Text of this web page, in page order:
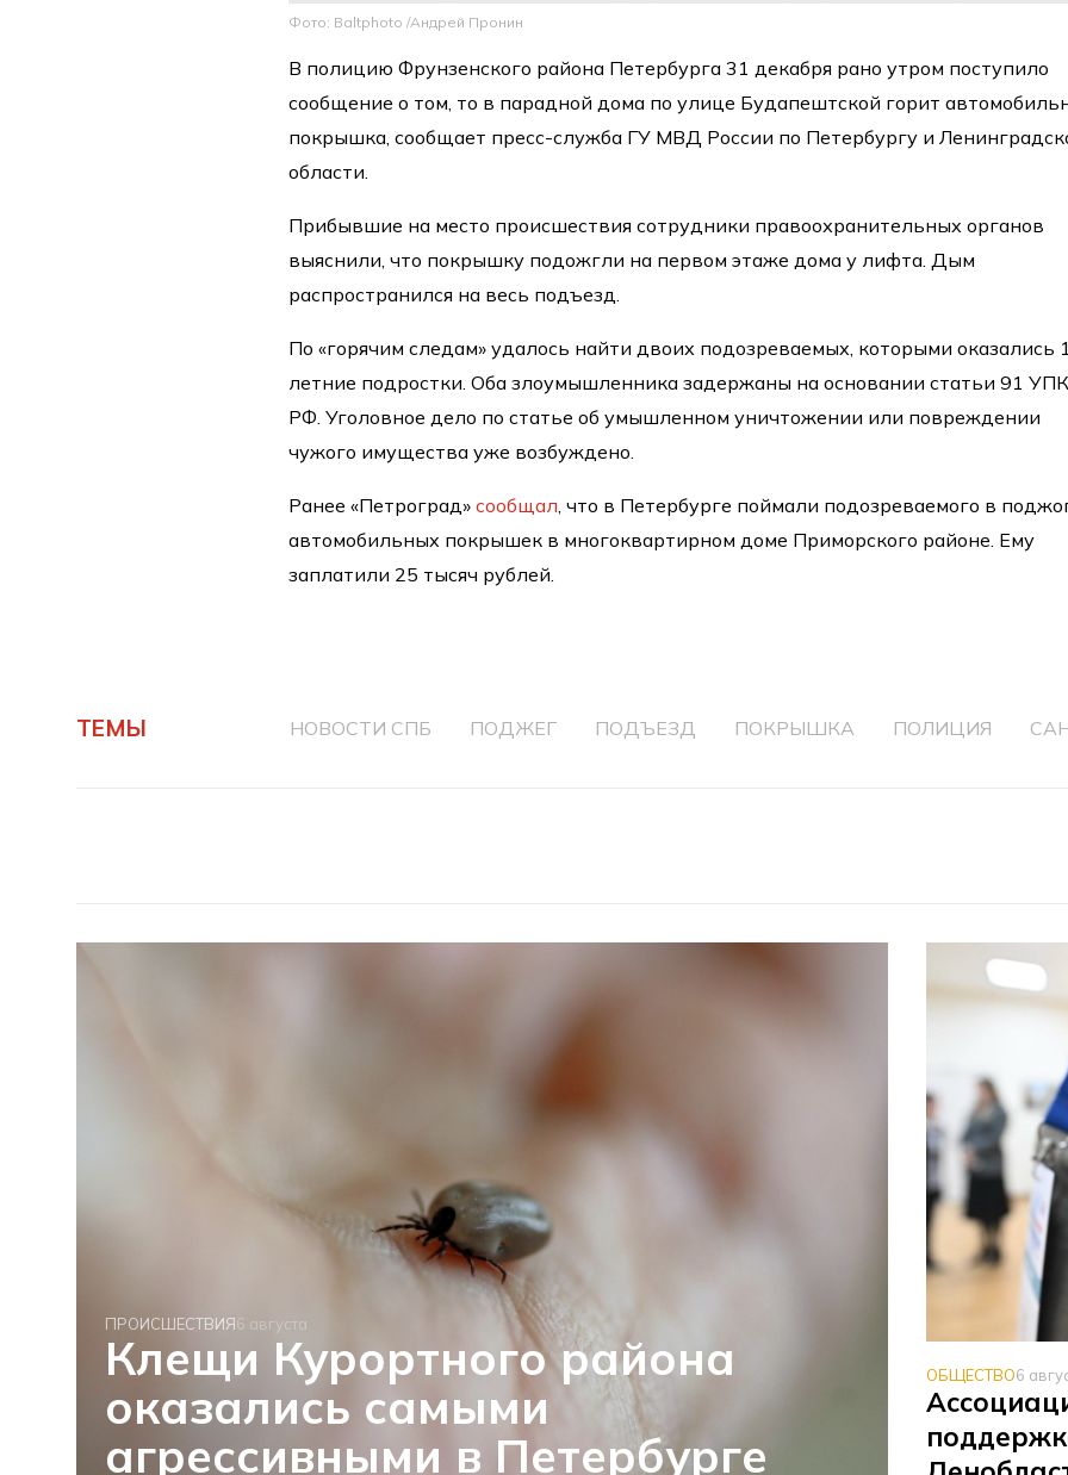
Фото: Baltphoto /Андрей Пронин
В полицию Фрунзенского района Петербурга 31 декабря рано утром поступило
сообщение о том, то в парадной дома по улице Будапештской горит
покрышка, сообщает пресс-служба ГУ МВД России по Петербургу и
области.
Прибывшие на место происшествия сотрудники правоохранительных органов
выяснили, что покрышку подожгли на первом этаже дома у лифта. Дым
распространился на весь подъезд.
По «горячим следам» удалось найти двоих подозреваемых, которыми оказались
летние подростки. Оба злоумышленника задержаны на основании статьи 91 УПК
РФ. Уголовное дело по статье об умышленном уничтожении или повреждении
чужого имущества уже возбуждено.
Ранее «Петроград»сообщал , что в Петербурге поймали подозреваемого в
автомобильных покрышек в многоквартирном доме Приморского районе. Ему
заплатили 25 тысяч рублей.
ТЕМЫ НОВОСТИ СПБ ПОДЖЕГ ПОДЪЕЗД ПОКРЫШКА ПОЛИЦИЯ
ПРОИСШЕСТВИЯ6 августа
Клещи Курортного района
оказались самыми
агрессивными в Петербурге
ОБЩЕСТВО6